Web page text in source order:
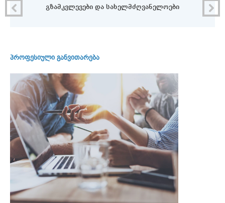
გზამკვლევები და სახელმძღვანელოები
პროფესიული განვითარება